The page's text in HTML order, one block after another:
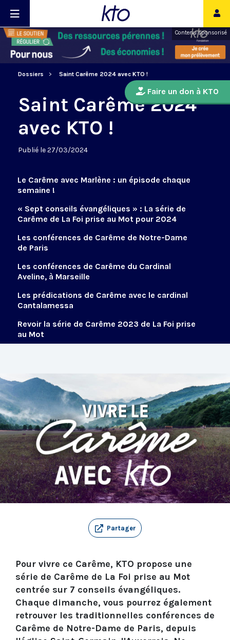
Contenu sponsorisé
Dossiers Saint Carême 2024 avec KTO !
Faire un don à KTO
Saint Carême 2024
avec KTO !
Publié le 27/03/2024
Le Carême avec Marlène : un épisode chaque
semaine !
« Sept conseils évangéliques » : La série de
Carême de La Foi prise au Mot pour 2024
Les conférences de Carême de Notre-Dame
de Paris
Les conférences de Carême du Cardinal
Aveline, à Marseille
Les prédications de Carême avec le cardinal
Cantalamessa
Revoir la série de Carême 2023 de La Foi prise
au Mot
Partager
Pour vivre ce Carême, KTO propose une
série de Carême de La Foi prise au Mot
centrée sur 7 conseils évangéliques.
Chaque dimanche, vous pourrez également
retrouver les traditionnelles conférences de
Carême de Notre-Dame de Paris, depuis